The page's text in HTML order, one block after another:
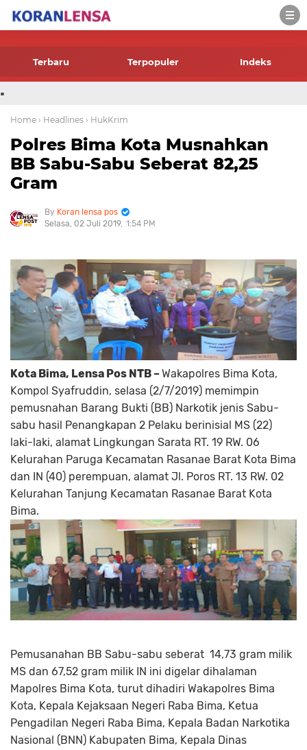
-->
Terbaru Terpopuler Indeks
.
Home › Headlines › HukKrim
Polres Bima Kota Musnahkan
BB Sabu-Sabu Seberat 82,25
Gram
Koran lensa pos
Selasa, 02 Juli 2019 1:54 PM
Kota Bima, Lensa Pos NTB –Wakapolres Bima Kota,
Kompol Syafruddin, selasa (2/7/2019) memimpin
pemusnahan Barang Bukti (BB) Narkotik jenis Sabu-
sabu hasil Penangkapan 2 Pelaku berinisial MS (22)
laki-laki, alamat Lingkungan Sarata RT. 19 RW. 06
Kelurahan Paruga Kecamatan Rasanae Barat Kota Bima
dan IN (40) perempuan, alamat Jl. Poros RT. 13 RW. 02
Kelurahan Tanjung Kecamatan Rasanae Barat Kota
Bima.
Pemusanahan BB Sabu-sabu seberat 14,73 gram milik
MS dan 67,52 gram milik IN ini digelar dihalaman
Mapolres Bima Kota, turut dihadiri Wakapolres Bima
Kota, Kepala Kejaksaan Negeri Raba Bima, Ketua
Pengadilan Negeri Raba Bima, Kepala Badan Narkotika
Nasional (BNN) Kabupaten Bima, Kepala Dinas